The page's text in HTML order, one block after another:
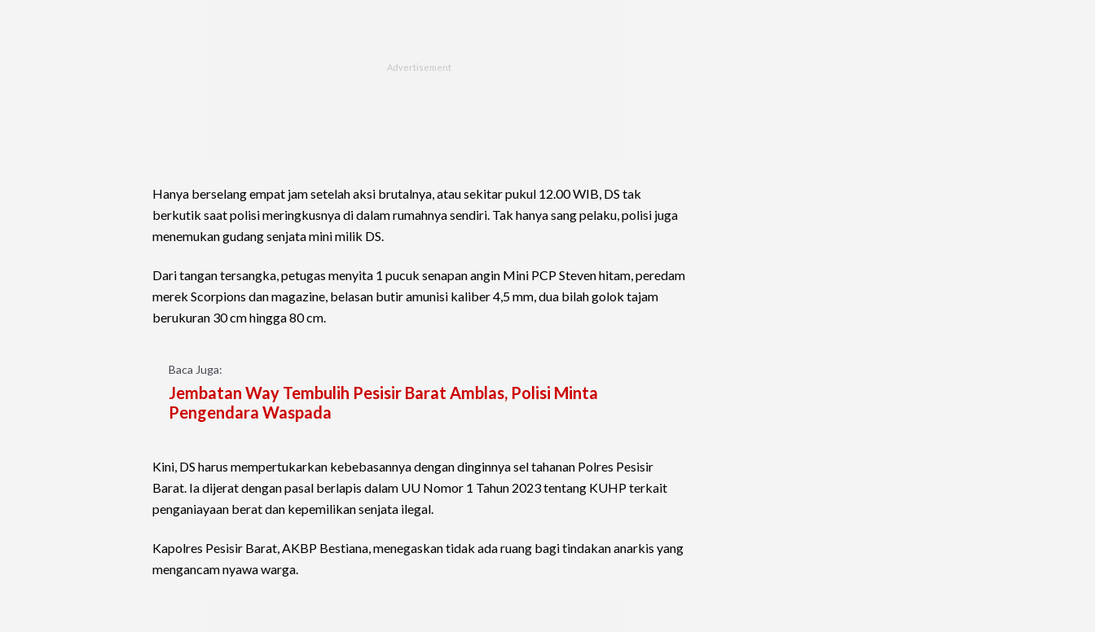
Hanya berselang empat jam setelah aksi brutalnya, atau sekitar pukul 12.00 WIB, DS tak
berkutik saat polisi meringkusnya di dalam rumahnya sendiri. Tak hanya sang pelaku, polisi juga
menemukan gudang senjata mini milik DS.
Dari tangan tersangka, petugas menyita 1 pucuk senapan angin Mini PCP Steven hitam, peredam
merek Scorpions dan magazine, belasan butir amunisi kaliber 4,5 mm, dua bilah golok tajam
berukuran 30 cm hingga 80 cm.
Baca Juga:
Jembatan Way Tembulih Pesisir Barat Amblas, Polisi Minta
Pengendara Waspada
Kini, DS harus mempertukarkan kebebasannya dengan dinginnya sel tahanan Polres Pesisir
Barat. Ia dijerat dengan pasal berlapis dalam UU Nomor 1 Tahun 2023 tentang KUHP terkait
penganiayaan berat dan kepemilikan senjata ilegal.
Kapolres Pesisir Barat, AKBP Bestiana, menegaskan tidak ada ruang bagi tindakan anarkis yang
mengancam nyawa warga.